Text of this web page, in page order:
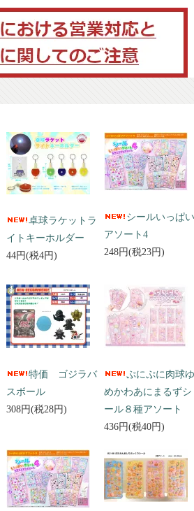
卓球ラケットラ
イトキーホルダー
44円(税4円)
シールいっぱい
アソート4
248円(税23円)
特価 ゴジラバ
スボール
308円(税28円)
ぷにぷに肉球ゆ
めかわあにまるずシ
ール８種アソート
436円(税40円)